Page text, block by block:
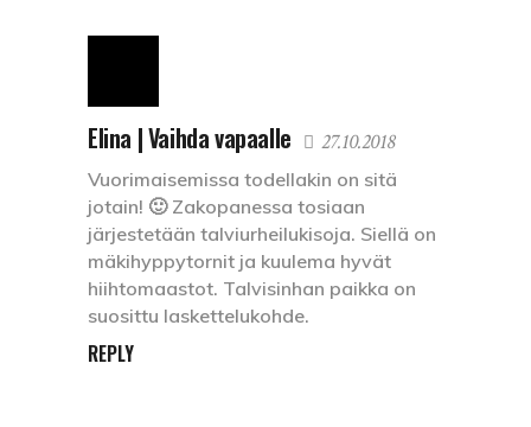
Elina | Vaihda vapaalle 27.10.2018
Vuorimaisemissa todellakin on sitä
jotain! 🙂 Zakopanessa tosiaan
järjestetään talviurheilukisoja. Siellä on
mäkihyppytornit ja kuulema hyvät
hiihtomaastot. Talvisinhan paikka on
suosittu laskettelukohde.
REPLY